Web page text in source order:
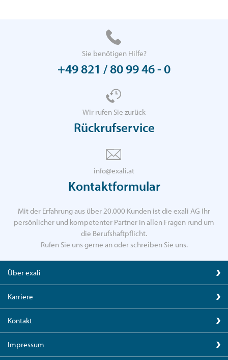
Sie benötigen Hilfe?
+49 821 / 80 99 46 - 0
Wir rufen Sie zurück
Rückrufservice
info@exali.at
Kontaktformular
Mit der Erfahrung aus über 20.000 Kunden ist die exali AG Ihr
persönlicher und kompetenter Partner in allen Fragen rund um
die Berufshaftpflicht.
Rufen Sie uns gerne an oder schreiben Sie uns.
Über exali
Karriere
Kontakt
Impressum